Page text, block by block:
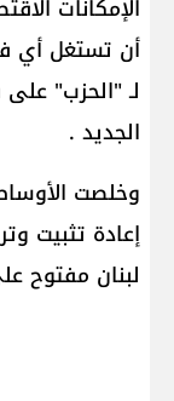
الإمكانات
أن تستغل أي
لـ "الحزب"
الجديد .
وخلصت
إعادة تثبيت
لبنان مفتوح